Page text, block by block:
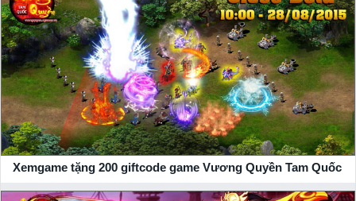
thoại bạn! Tại xemgame.com, chúng tôi cam kết mang đến link
tải game chuẩn xác nhất, chính thống nhất từNPH OGames.
Nhận giftcode game Vương Quyền Tam Quốc siêu giá trị
Hãy đồng hành cùng xemgame.com để cập nhật những thông
tin mới nhất về tựa game này và đồng thời thu về thật nhiều
giftcode, vip codegame giá trị từNPH OGamesgửi tặng.
Xemgame tặng 200 giftcode game Vương Quyền Tam Quốc